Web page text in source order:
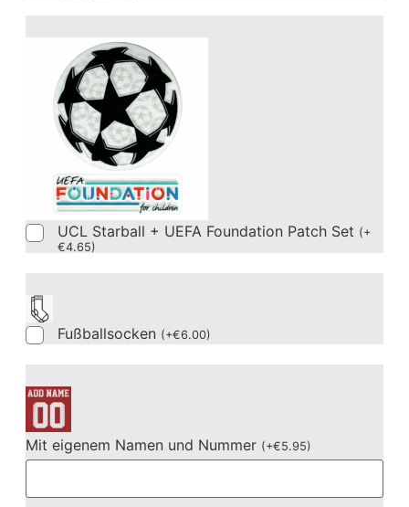
UCL Starball + UEFA Foundation Patch Set (+
€4.65)
Fußballsocken (+€6.00)
Mit eigenem Namen und Nummer (+€5.95)